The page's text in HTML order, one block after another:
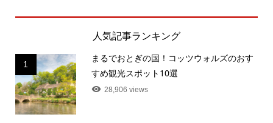
人気記事ランキング
1
まるでおとぎの国！コッツウォルズのおす
すめ観光スポット10選
28,906 views